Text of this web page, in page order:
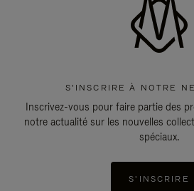
S'INSCRIRE À NOTRE
Inscrivez-vous pour faire partie des
notre actualité sur les nouvelles
spéciaux.
S'INSCRIRE